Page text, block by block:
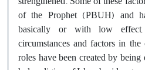
of the Prophet (PBUH) and
basically or with low
circumstances and factors in
roles have been created by